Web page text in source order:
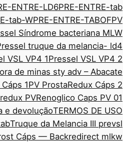
ENTRE-LD6PRE-ENTRE-tab
tab-WPRE-ENTRE-TABOFPV
Síndrome bacteriana MLW
truque da melancia- ld4
VSL VP4 1Pressel VSL VP4 2
de minas sty adv – Abacate
1PV ProstaRedux Cáps 2
PVRenoglico Caps PV 01
e devoluçãoTERMOS DE USO
Truque da Melancia III prevsl
Cáps — Backredirect mlkw